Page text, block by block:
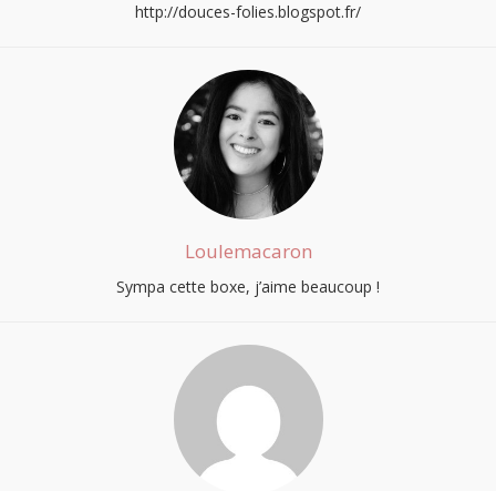
http://douces-folies.blogspot.fr/
Loulemacaron
Sympa cette boxe, j’aime beaucoup !